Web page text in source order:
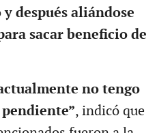
después aliándose
sacar beneficio de
no tengo
, indicó que